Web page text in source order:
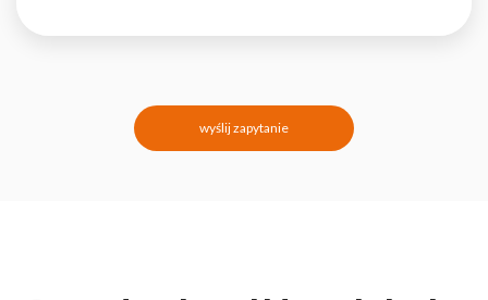
wyślij zapytanie